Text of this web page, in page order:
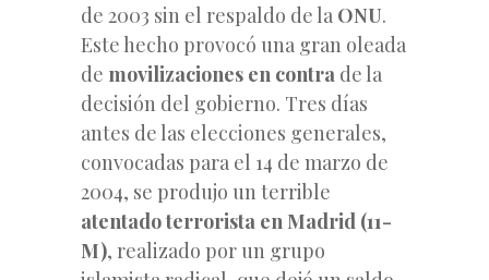
de 2003 sin el respaldo de la ONU.
Este hecho provocó una gran oleada
de movilizaciones en contra de la
decisión del gobierno. Tres días
antes de las elecciones generales,
convocadas para el 14 de marzo de
2004, se produjo un terrible
atentado terrorista en Madrid (11-
M), realizado por un grupo